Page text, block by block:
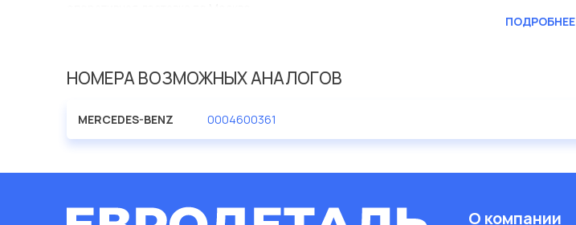
Мы продаем сертифицированные колодки тормозные дисковые с гарантией от
ПОДРОБНЕЕ
НОМЕРА ВОЗМОЖНЫХ АНАЛОГОВ
MERCEDES-BENZ 0004600361
О компании